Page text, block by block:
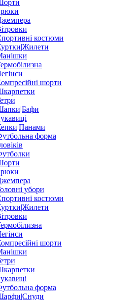
костюми
шорти
форма
убори
костюми
шорти
форма